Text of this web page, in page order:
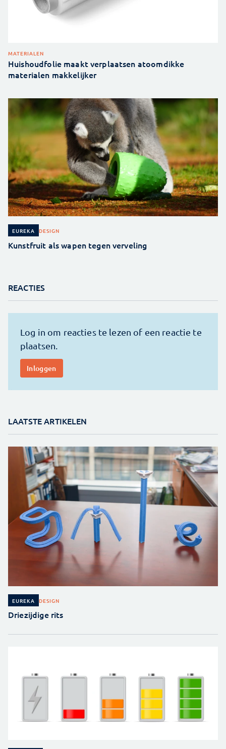
MATERIALEN
Huishoudfolie maakt verplaatsen atoomdikke
materialen makkelijker
EUREKA DESIGN
Kunstfruit als wapen tegen verveling
REACTIES
LAATSTE ARTIKELEN
EUREKA DESIGN
Driezijdige rits